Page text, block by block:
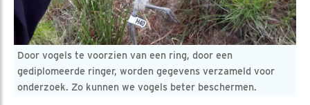
Door vogels te voorzien van een ring, door een
gediplomeerde ringer, worden gegevens verzameld voor
onderzoek. Zo kunnen we vogels beter beschermen.